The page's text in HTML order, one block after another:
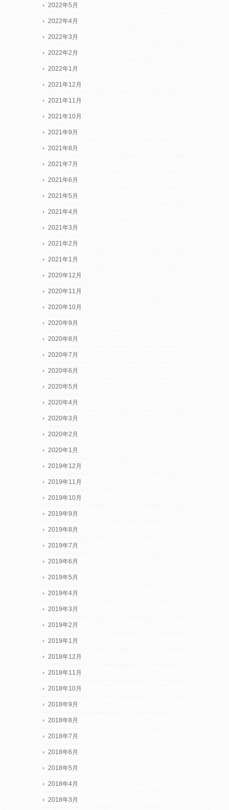
2022年5月
2022年4月
2022年3月
2022年2月
2022年1月
2021年12月
2021年11月
2021年10月
2021年9月
2021年8月
2021年7月
2021年6月
2021年5月
2021年4月
2021年3月
2021年2月
2021年1月
2020年12月
2020年11月
2020年10月
2020年9月
2020年8月
2020年7月
2020年6月
2020年5月
2020年4月
2020年3月
2020年2月
2020年1月
2019年12月
2019年11月
2019年10月
2019年9月
2019年8月
2019年7月
2019年6月
2019年5月
2019年4月
2019年3月
2019年2月
2019年1月
2018年12月
2018年11月
2018年10月
2018年9月
2018年8月
2018年7月
2018年6月
2018年5月
2018年4月
2018年3月